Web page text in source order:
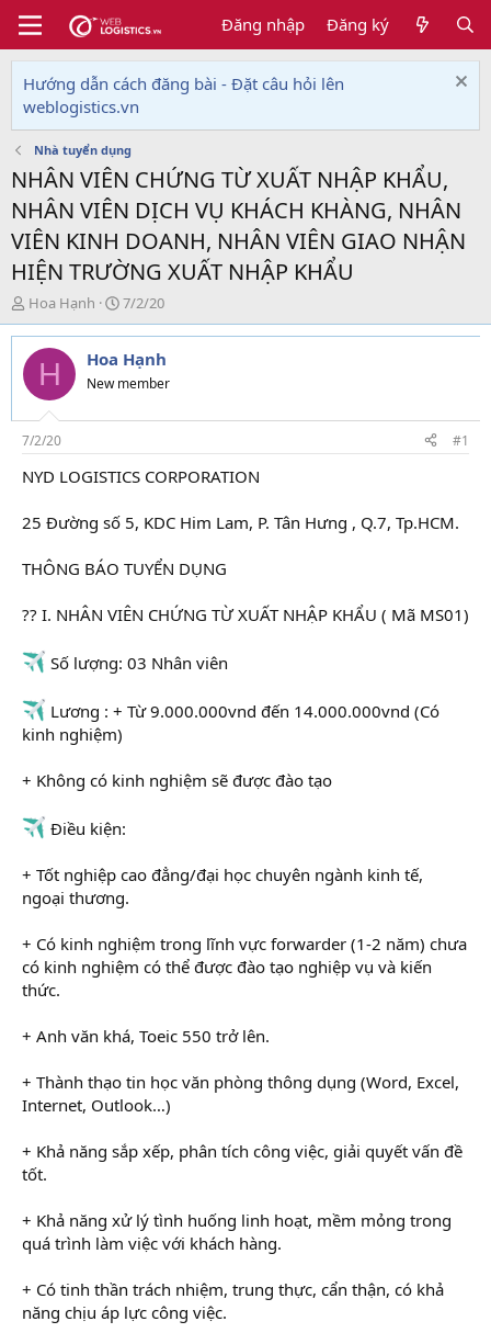
Đăng nhập Đăng ký
Hướng dẫn cách đăng bài - Đặt câu hỏi lên
weblogistics.vn
Nhà tuyển dụng
NHÂN VIÊN CHỨNG TỪ XUẤT NHẬP KHẨU,
NHÂN VIÊN DỊCH VỤ KHÁCH KHÀNG, NHÂN
VIÊN KINH DOANH, NHÂN VIÊN GIAO NHẬN
HIỆN TRƯỜNG XUẤT NHẬP KHẨU
T
h
r
e
d
s
t
a
r
e
Hoa Hạnh
N
g
à
y
g
i
7/2/20
H Hoa Hạnh
New member
7/2/20 #1
NYD LOGISTICS CORPORATION
25 Đường số 5, KDC Him Lam, P. Tân Hưng , Q.7, Tp.HCM.
THÔNG BÁO TUYỂN DỤNG
?? I. NHÂN VIÊN CHỨNG TỪ XUẤT NHẬP KHẨU ( Mã MS01)
Số lượng: 03 Nhân viên
Lương : + Từ 9.000.000vnd đến 14.000.000vnd (Có
kinh nghiệm)
+ Không có kinh nghiệm sẽ được đào tạo
Điều kiện:
+ Tốt nghiệp cao đẳng/đại học chuyên ngành kinh tế,
ngoại thương.
+ Có kinh nghiệm trong lĩnh vực forwarder (1-2 năm) chưa
có kinh nghiệm có thể được đào tạo nghiệp vụ và kiến
thức.
+ Anh văn khá, Toeic 550 trở lên.
+ Thành thạo tin học văn phòng thông dụng (Word, Excel,
Internet, Outlook…)
+ Khả năng sắp xếp, phân tích công việc, giải quyết vấn đề
tốt.
+ Khả năng xử lý tình huống linh hoạt, mềm mỏng trong
quá trình làm việc với khách hàng.
+ Có tinh thần trách nhiệm, trung thực, cẩn thận, có khả
năng chịu áp lực công việc.